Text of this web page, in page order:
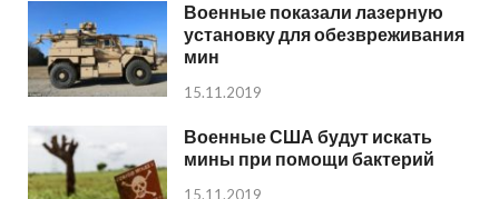
Военные показали лазерную
установку для обезвреживания
мин
15.11.2019
Военные США будут искать
мины при помощи бактерий
15.11.2019